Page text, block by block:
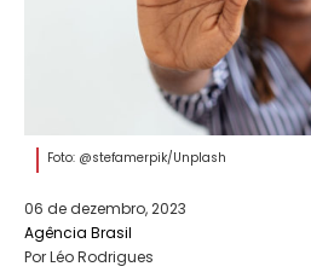
Foto: @stefamerpik/Unplash
06 de dezembro, 2023
Agência Brasil
Por Léo Rodrigues